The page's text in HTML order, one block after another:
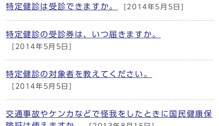
特定健診は受診できますか。 [2014年5月5日]
特定健診の受診券は、いつ届きますか。
[2014年5月5日]
特定健診の対象者を教えてください。
[2014年5月5日]
交通事故やケンカなどで怪我をしたときに国民健康保